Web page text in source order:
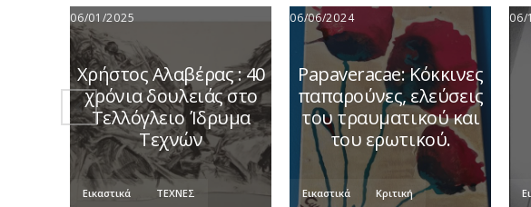
06/01/2025
Χρήστος Αλαβέρας : 40
χρόνια δουλειάς στο
Τελλόγλειο Ίδρυμα
Τεχνών
Εικαστικά ΤΕΧΝΕΣ
06/06/2024
Papaveracae: Κόκκινες
παπαρούνες, ελεύσεις
του τραυματικού και
του ερωτικού.
Εικαστικά Κριτική
06/